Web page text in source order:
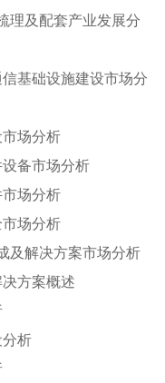
理及配套产业发展分
基础设施建设市场分
场分析
备市场分析
场分析
场分析
及解决方案市场分析
方案概述
分析